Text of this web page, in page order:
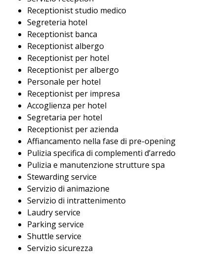
Receptionist studio medico
Segreteria hotel
Receptionist banca
Receptionist albergo
Receptionist per hotel
Receptionist per albergo
Personale per hotel
Receptionist per impresa
Accoglienza per hotel
Segretaria per hotel
Receptionist per azienda
Affiancamento nella fase di pre-opening
Pulizia specifica di complementi d’arredo
Pulizia e manutenzione strutture spa
Stewarding service
Servizio di animazione
Servizio di intrattenimento
Laudry service
Parking service
Shuttle service
Servizio sicurezza